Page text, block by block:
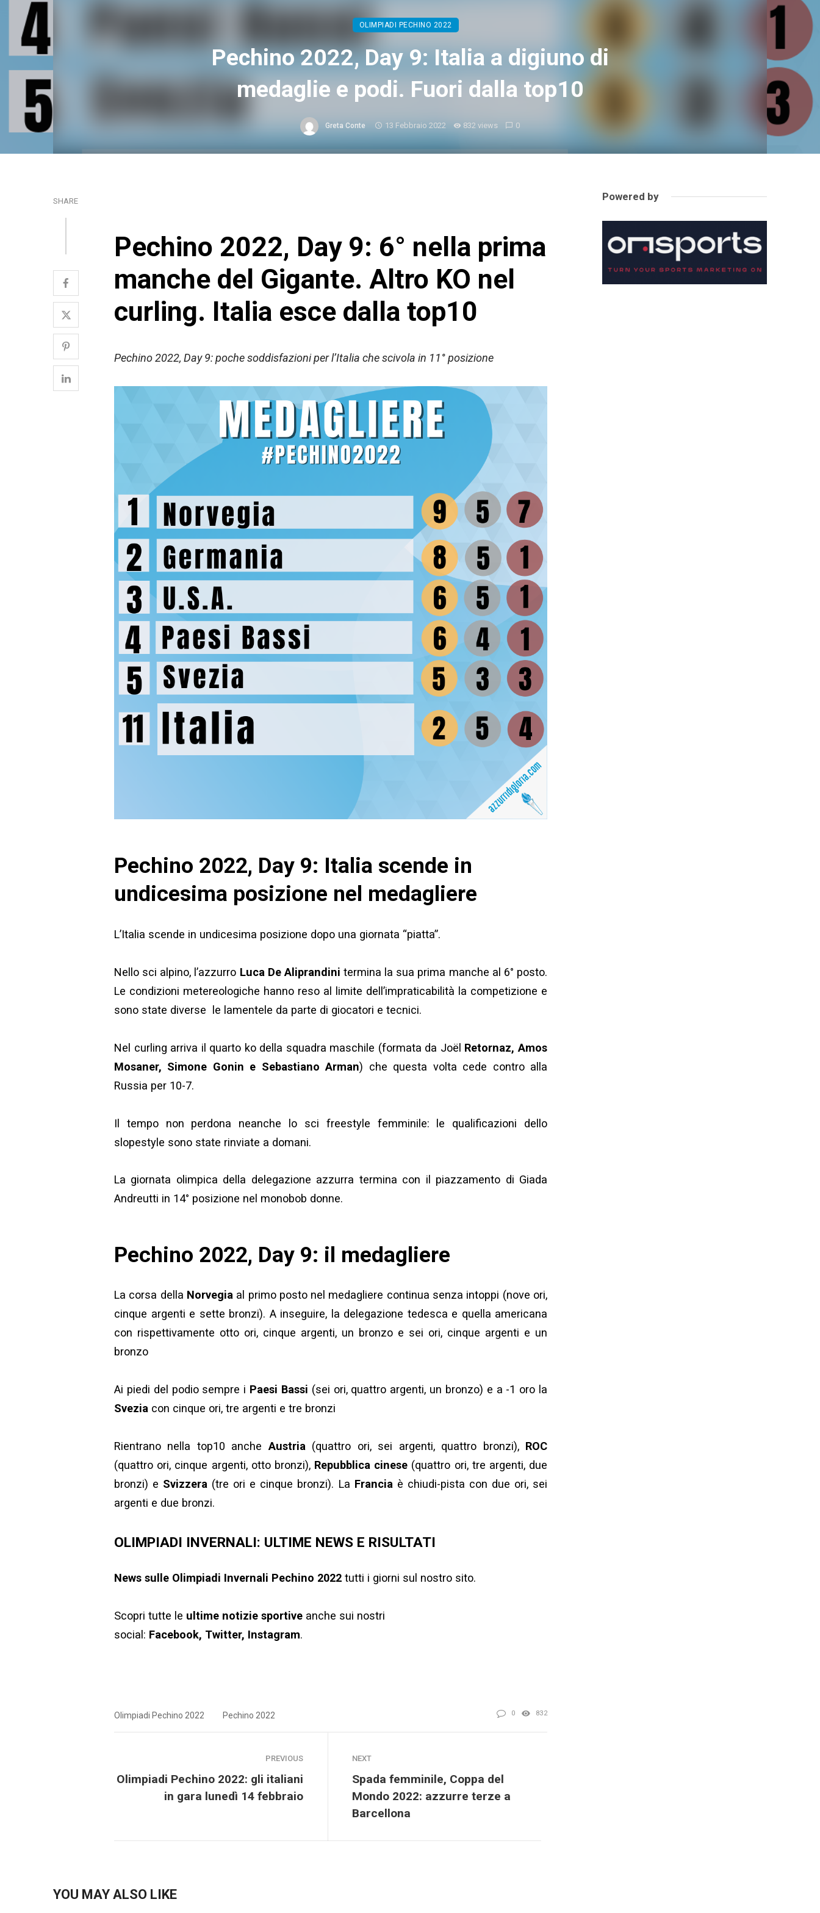
OLIMPIADI PECHINO 2022
Pechino 2022, Day 9: Italia a digiuno di
medaglie e podi. Fuori dalla top10
Greta Conte 13 Febbraio 2022 832 views 0
SHARE
Pechino 2022, Day 9: 6° nella prima
manche del Gigante. Altro KO nel
curling. Italia esce dalla top10
Pechino 2022, Day 9: poche soddisfazioni per l’Italia che scivola in 11° posizione
Pechino 2022, Day 9: Italia scende in
undicesima posizione nel medagliere
L’Italia scende in undicesima posizione dopo una giornata “piatta”.
Nello sci alpino, l’azzurro Luca De Aliprandini termina la sua prima manche al 6° posto.
Le condizioni metereologiche hanno reso al limite dell’impraticabilità la competizione e
sono state diverse le lamentele da parte di giocatori e tecnici.
Nel curling arriva il quarto ko della squadra maschile (formata da Joël Retornaz, Amos
Mosaner, Simone Gonin e Sebastiano Arman) che questa volta cede contro alla
Russia per 10-7.
Il tempo non perdona neanche lo sci freestyle femminile: le qualificazioni dello
slopestyle sono state rinviate a domani.
La giornata olimpica della delegazione azzurra termina con il piazzamento di Giada
Andreutti in 14° posizione nel monobob donne.
Pechino 2022, Day 9: il medagliere
La corsa della Norvegia al primo posto nel medagliere continua senza intoppi (nove ori,
cinque argenti e sette bronzi). A inseguire, la delegazione tedesca e quella americana
con rispettivamente otto ori, cinque argenti, un bronzo e sei ori, cinque argenti e un
bronzo
Ai piedi del podio sempre i Paesi Bassi (sei ori, quattro argenti, un bronzo) e a -1 oro la
Svezia con cinque ori, tre argenti e tre bronzi
Rientrano nella top10 anche Austria (quattro ori, sei argenti, quattro bronzi), ROC
(quattro ori, cinque argenti, otto bronzi), Repubblica cinese (quattro ori, tre argenti, due
bronzi) e Svizzera (tre ori e cinque bronzi). La Francia è chiudi-pista con due ori, sei
argenti e due bronzi.
OLIMPIADI INVERNALI: ULTIME NEWS E RISULTATI
News sulle Olimpiadi Invernali Pechino 2022 tutti i giorni sul nostro sito.
Scopri tutte le ultime notizie sportive anche sui nostri
social: Facebook, Twitter, Instagram.
Olimpiadi Pechino 2022 Pechino 2022 0 832
PREVIOUS
Olimpiadi Pechino 2022: gli italiani
in gara lunedì 14 febbraio
NEXT
Spada femminile, Coppa del
Mondo 2022: azzurre terze a
Barcellona
YOU MAY ALSO LIKE
Powered by